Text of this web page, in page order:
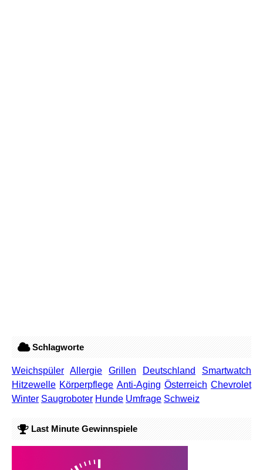
Schlagworte
Weichspüler Allergie Grillen Deutschland
Smartwatch
Hitzewelle Körperpflege Anti-Aging Österreich Chevrolet
Winter Saugroboter Hunde Umfrage Schweiz
Last Minute Gewinnspiele